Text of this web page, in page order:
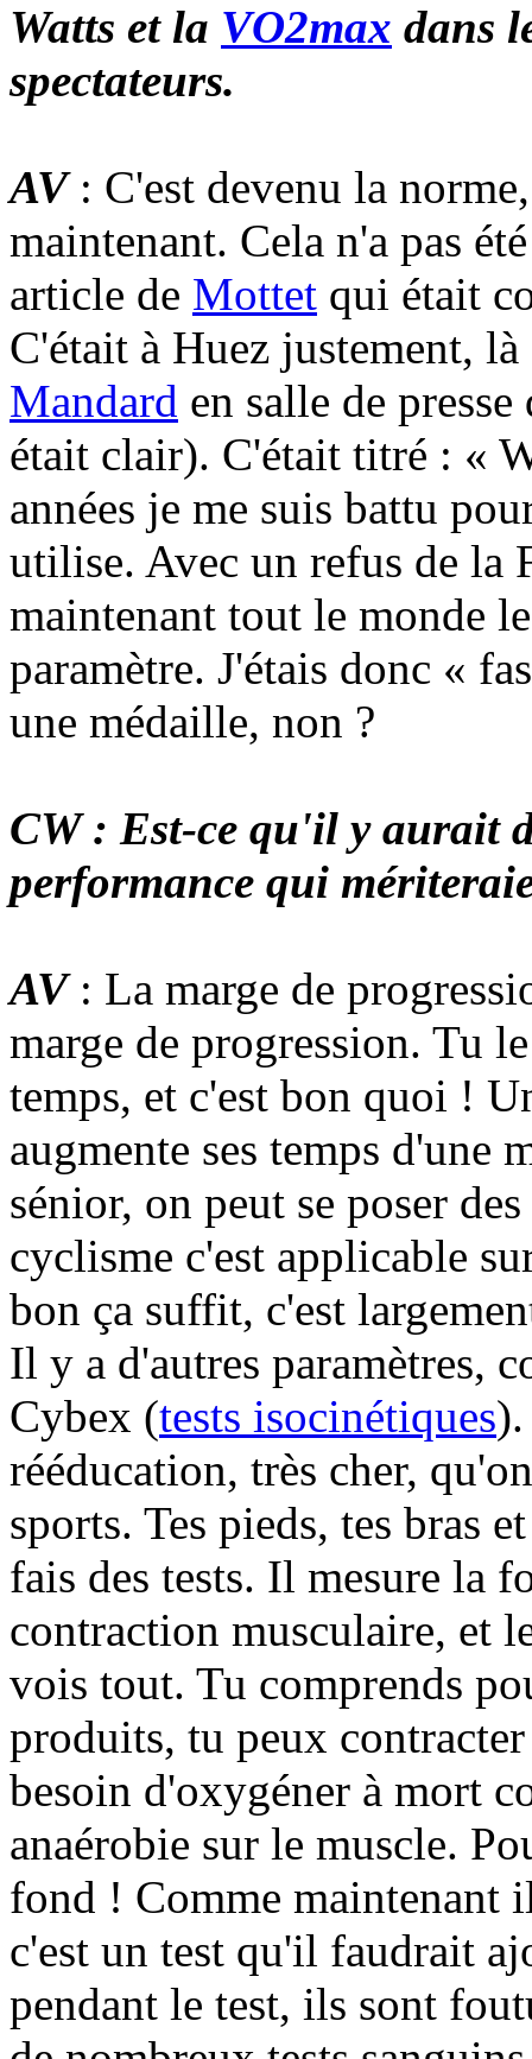
Watts et la VO2max dans
spectateurs.
AV: C'est devenu la
maintenant. Cela n'a pas
article de Mottet qui était
C'était à Huez justement,
Mandard en salle de
était clair). C'était titré : «
années je me suis battu
utilise. Avec un refus de la
maintenant tout le monde
paramètre. J'étais donc «
une médaille, non ?
CW : Est-ce qu'il y aurait
performance qui
AV: La marge de
marge de progression. Tu
temps, et c'est bon quoi !
augmente ses temps d'une
sénior, on peut se poser
cyclisme c'est applicable
bon ça suffit, c'est
Il y a d'autres paramètres,
Cybex (tests isocinétiques
rééducation, très cher,
sports. Tes pieds, tes bras
fais des tests. Il mesure la
contraction musculaire, et
vois tout. Tu comprends
produits, tu peux
besoin d'oxygéner à mort
anaérobie sur le muscle.
fond ! Comme maintenant
c'est un test qu'il faudrait
pendant le test, ils sont